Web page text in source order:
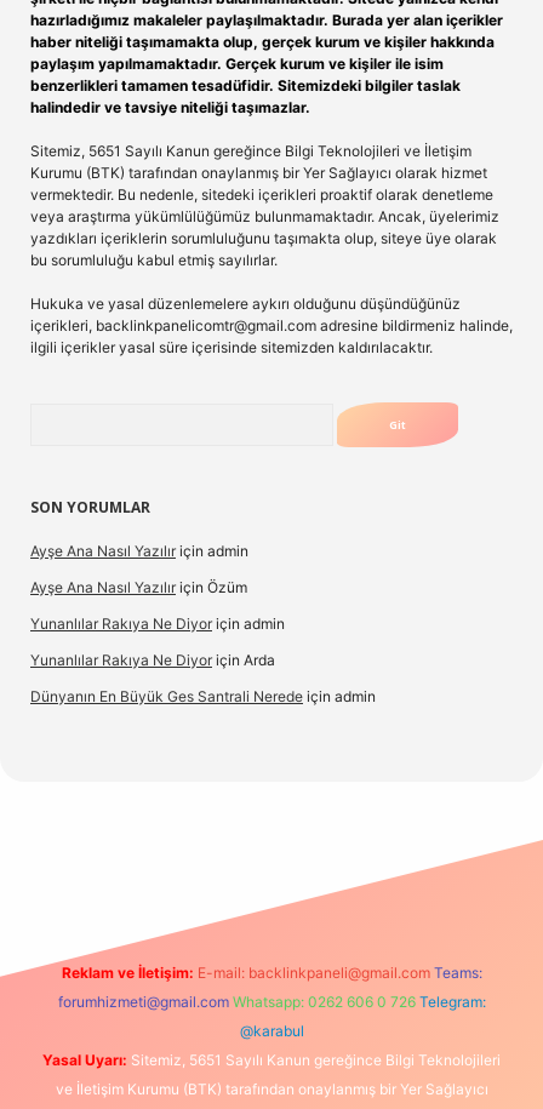
hazırladığımız makaleler paylaşılmaktadır. Burada yer alan içerikler
haber niteliği taşımamakta olup, gerçek kurum ve kişiler hakkında
paylaşım yapılmamaktadır. Gerçek kurum ve kişiler ile isim
benzerlikleri tamamen tesadüfidir. Sitemizdeki bilgiler taslak
halindedir ve tavsiye niteliği taşımazlar.
Sitemiz, 5651 Sayılı Kanun gereğince Bilgi Teknolojileri ve İletişim
Kurumu (BTK) tarafından onaylanmış bir Yer Sağlayıcı olarak hizmet
vermektedir. Bu nedenle, sitedeki içerikleri proaktif olarak denetleme
veya araştırma yükümlülüğümüz bulunmamaktadır. Ancak, üyelerimiz
yazdıkları içeriklerin sorumluluğunu taşımakta olup, siteye üye olarak
bu sorumluluğu kabul etmiş sayılırlar.
Hukuka ve yasal düzenlemelere aykırı olduğunu düşündüğünüz
içerikleri, backlinkpanelicomtr@gmail.com adresine bildirmeniz halinde,
ilgili içerikler yasal süre içerisinde sitemizden kaldırılacaktır.
SON YORUMLAR
Ayşe Ana Nasıl Yazılır için admin
Ayşe Ana Nasıl Yazılır için Özüm
Yunanlılar Rakıya Ne Diyor için admin
Yunanlılar Rakıya Ne Diyor için Arda
Dünyanın En Büyük Ges Santrali Nerede için admin
Reklam ve İletişim: E-mail: backlinkpaneli@gmail.com Teams:
forumhizmeti@gmail.com Whatsapp: 0262 606 0 726 Telegram:
@karabul
Yasal Uyarı: Sitemiz, 5651 Sayılı Kanun gereğince Bilgi Teknolojileri
ve İletişim Kurumu (BTK) tarafından onaylanmış bir Yer Sağlayıcı